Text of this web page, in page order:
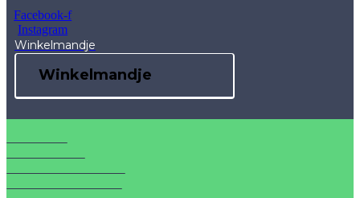
Facebook-f
Instagram
Winkelmandje
Winkelmandje